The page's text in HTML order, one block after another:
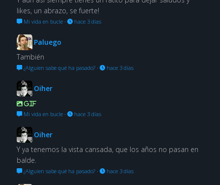
likes, un abrazo, se fuerte!
Mi vida en bucle· hace 3 días
Paluego
También
¿Alguien sabe qué ha pasado?· hace 3 días
Oiher
GIF
Mi vida en bucle· hace 3 días
Oiher
Y ya tenemos la vista cansada, que los años no pasan en
balde.
¿Alguien sabe qué ha pasado?· hace 3 días